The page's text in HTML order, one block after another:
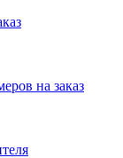
на заказ